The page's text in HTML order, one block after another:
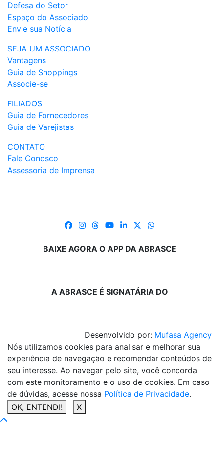
Defesa do Setor
Espaço do Associado
Envie sua Notícia
SEJA UM ASSOCIADO
Vantagens
Guia de Shoppings
Associe-se
FILIADOS
Guia de Fornecedores
Guia de Varejistas
CONTATO
Fale Conosco
Assessoria de Imprensa
BAIXE AGORA O APP DA ABRASCE
A ABRASCE É SIGNATÁRIA DO
Desenvolvido por: Mufasa Agency
Nós utilizamos cookies para analisar e melhorar sua
experiência de navegação e recomendar conteúdos de
seu interesse. Ao navegar pelo site, você concorda
com este monitoramento e o uso de cookies. Em caso
de dúvidas, acesse nossa Política de Privacidade.
OK, ENTENDI!
X